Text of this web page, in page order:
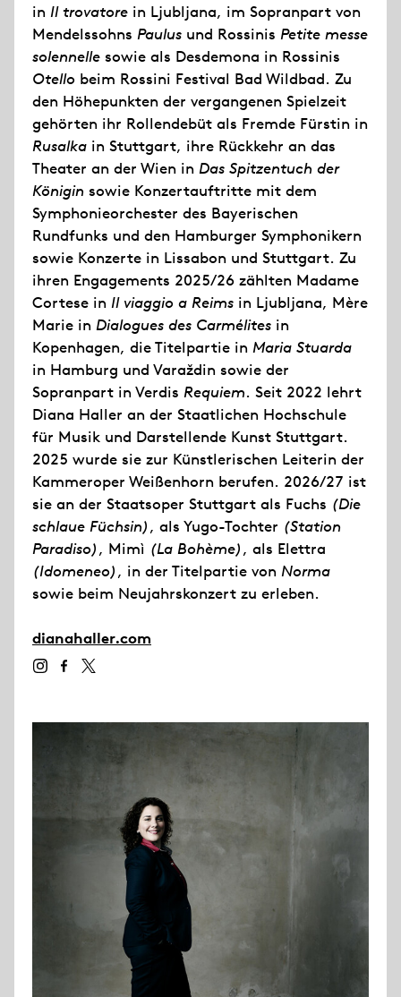
in Il trovatore in Ljubljana, im Sopranpart von
Mendelssohns Paulus und Rossinis Petite messe
solennelle sowie als Desdemona in Rossinis
Otello beim Rossini Festival Bad Wildbad. Zu
den Höhepunkten der vergangenen Spielzeit
gehörten ihr Rollendebüt als Fremde Fürstin in
Rusalka in Stuttgart, ihre Rückkehr an das
Theater an der Wien in Das Spitzentuch der
Königin sowie Konzertauftritte mit dem
Symphonieorchester des Bayerischen
Rundfunks und den Hamburger Symphonikern
sowie Konzerte in Lissabon und Stuttgart. Zu
ihren Engagements 2025/26 zählten Madame
Cortese in Il viaggio a Reims in Ljubljana, Mère
Marie in Dialogues des Carmélites in
Kopenhagen, die Titelpartie in Maria Stuarda
in Hamburg und Varaždin sowie der
Sopranpart in Verdis Requiem. Seit 2022 lehrt
Diana Haller an der Staatlichen Hochschule
für Musik und Darstellende Kunst Stuttgart.
2025 wurde sie zur Künstlerischen Leiterin der
Kammeroper Weißenhorn berufen. 2026/27 ist
sie an der Staatsoper Stuttgart als Fuchs (Die
schlaue Füchsin), als Yugo-Tochter (Station
Paradiso), Mimì (La Bohème), als Elettra
(Idomeneo), in der Titelpartie von Norma
sowie beim Neujahrskonzert zu erleben.
dianahaller.com